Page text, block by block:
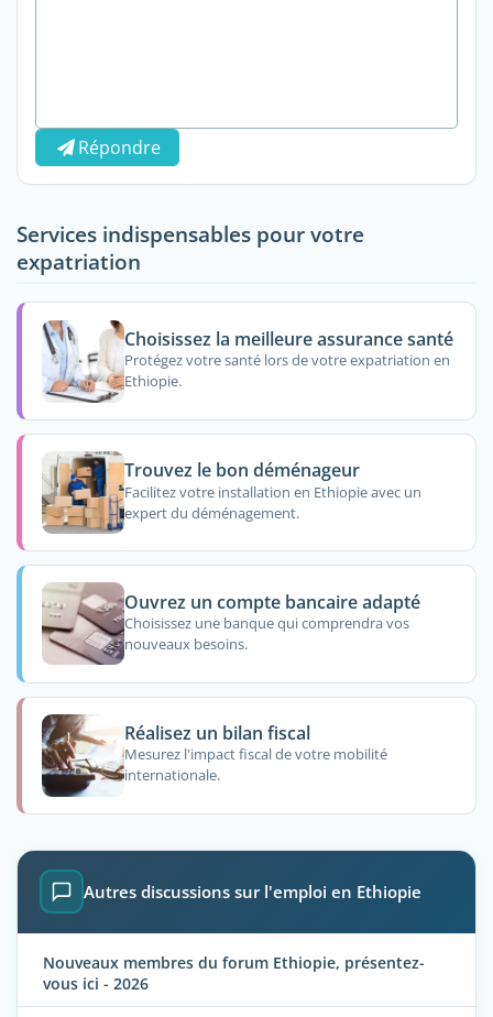
Répondre
Services indispensables pour votre
expatriation
Choisissez la meilleure assurance santé
Protégez votre santé lors de votre expatriation en
Ethiopie.
Trouvez le bon déménageur
Facilitez votre installation en Ethiopie avec un
expert du déménagement.
Ouvrez un compte bancaire adapté
Choisissez une banque qui comprendra vos
nouveaux besoins.
Réalisez un bilan fiscal
Mesurez l'impact fiscal de votre mobilité
internationale.
Autres discussions sur l'emploi en Ethiopie
Nouveaux membres du forum Ethiopie, présentez-
vous ici - 2026